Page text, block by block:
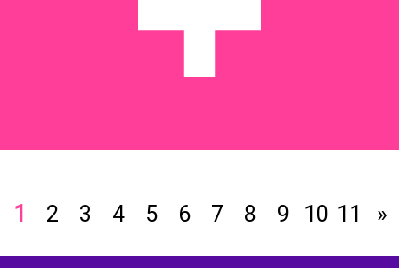
1 2 3 4 5 6 7 8 9 10 11 »